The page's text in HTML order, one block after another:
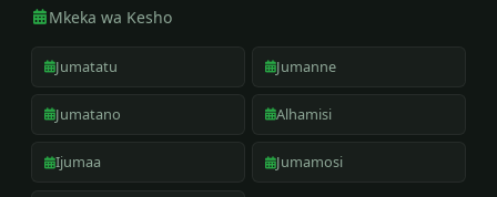
Mkeka wa Kesho
Jumatatu Jumanne
Jumatano Alhamisi
Ijumaa Jumamosi